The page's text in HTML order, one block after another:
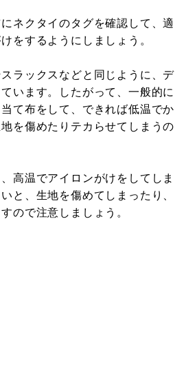
ネクタイのタグを確認して、適
をするようにしましょう。
ラックスなどと同じように、デ
います。したがって、一般的に
て布をして、できれば低温でか
を傷めたりテカらせてしまうの
高温でアイロンがけをしてしま
と、生地を傷めてしまったり、
ので注意しましょう。